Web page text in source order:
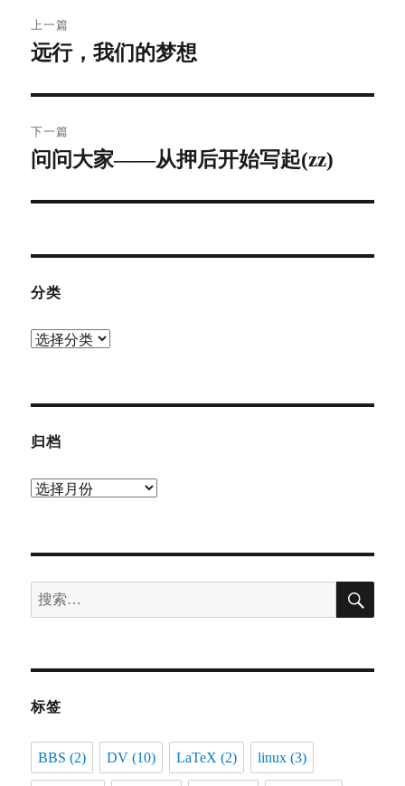
章
航
上一篇
上
章：
远行，我们的梦想
下一篇
下
问问大家——从押后开始写起(zz)
分类
分
归档
归
搜
索：
搜
标签
BBS (2) DV (10) LaTeX (2) linux (3)